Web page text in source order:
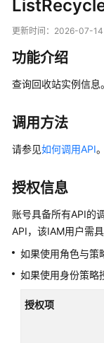
最
新
态
服
公
品
绍
计
费
说
更新时间： 2026-07-
功能介绍
查询回收站实例信息。
调用方法
请参见如何调用API。
授权信息
账号具备所有API的
API，该IAM用户需
如果使用角色与策
如果使用身份策略
授权项